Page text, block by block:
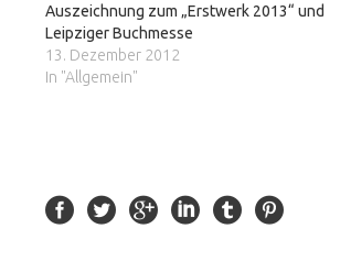
Auszeichnung zum „Erstwerk 2013“ und
Leipziger Buchmesse
13. Dezember 2012
In "Allgemein"